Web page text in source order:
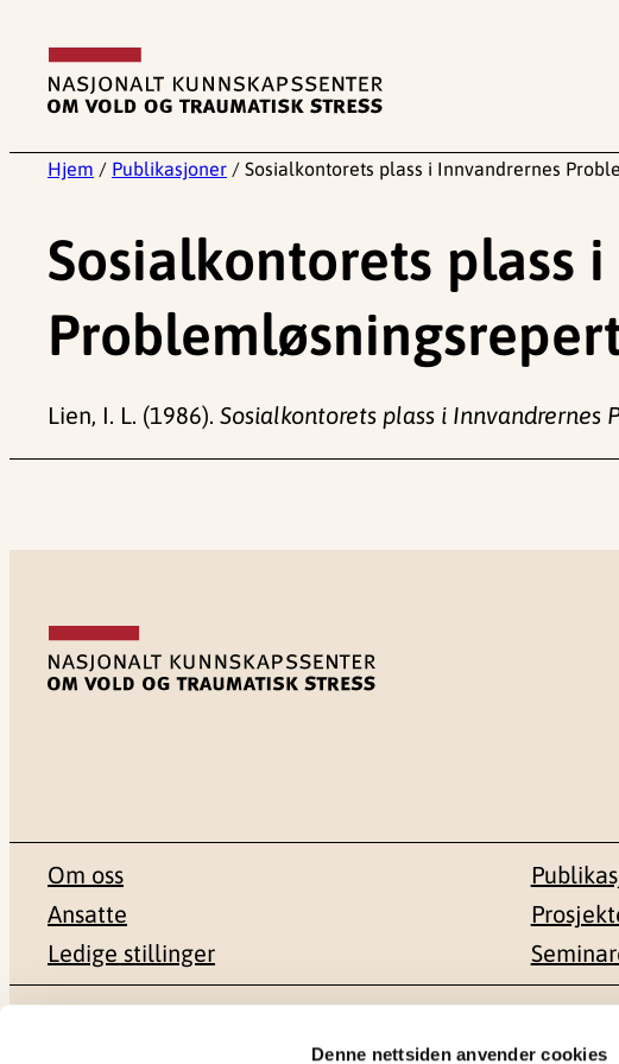
Denne nettsiden anvender cookies
innhold
Hjem / Publikasjoner / Sosialkontorets plass i Innvandrernes
Sosialkontorets plass
Lien, I. L. (1986). Sosialkontorets plass i Innvandrernes
Om oss
Ansatte
Ledige stillinger
Besøksadresse